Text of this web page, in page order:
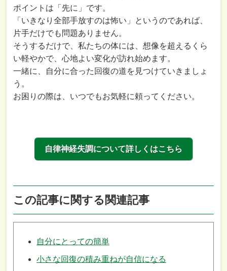
ポイントは「先に」です。
「いきなり全部手放すのは怖い」というのであれば、
片手だけでも問題ありません。
そうするだけで、私たちの体には、想像を超えるくら
い軽やかで、心地よい変化が訪れ始めます。
一緒に、自分に合った回復の道を見つけていきましょ
う。
お困りの際は、いつでもお気軽に頼ってください。
自律神経失調について詳しくはこちら
この記事に関する関連記事
自分にとっての簡単
小さな回復の積み重ねが自信になる